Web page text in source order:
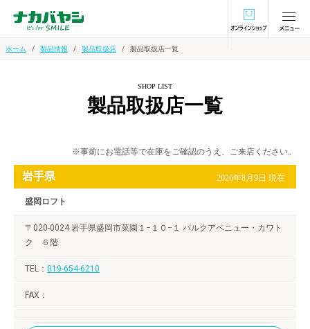
オンラインショ
ホーム 製品情報 製品取扱店 製品取扱店一覧
SHOP LIST
製品取扱店一覧
※事前にお電話等で在庫をご確認のうえ、ご来店ください。
岩手県 2026年8月9日 現在
盛岡ロフト
〒020-0024 岩手県盛岡市菜園１−１０−１ パルクアベニュー・カワト
ク ６階
019-654-6210